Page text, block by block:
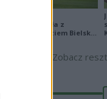
zremisowała z
Podbeskidziem Bielsko-
Zobacz